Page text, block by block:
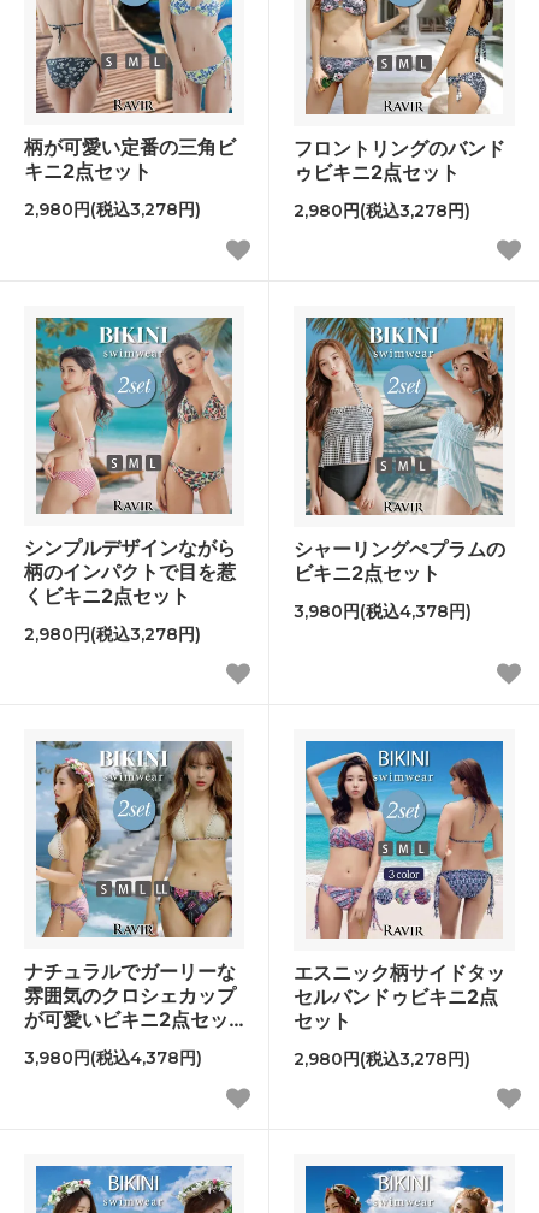
柄が可愛い定番の三角ビ
キニ2点セット
2,980円(税込3,278円)
フロントリングのバンド
ゥビキニ2点セット
2,980円(税込3,278円)
シンプルデザインながら
柄のインパクトで目を惹
くビキニ2点セット
2,980円(税込3,278円)
シャーリングぺプラムの
ビキニ2点セット
3,980円(税込4,378円)
ナチュラルでガーリーな
雰囲気のクロシェカップ
が可愛いビキニ2点セッ
3,980円(税込4,378円)
エスニック柄サイドタッ
セルバンドゥビキニ2点
セット
2,980円(税込3,278円)